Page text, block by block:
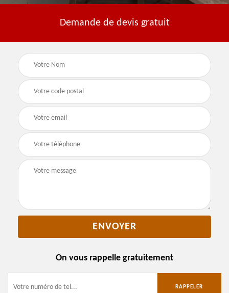
Demande de devis gratuit
On vous rappelle gratuitement